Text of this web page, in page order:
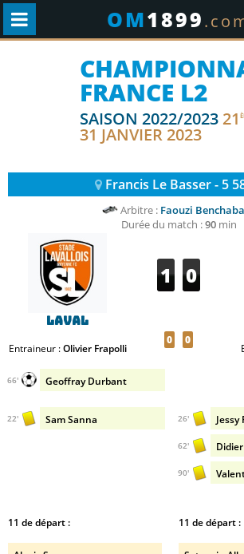
OM1899
FRANCE L2
SAISON 2022/2023 21
31 JANVIER 2023
Francis Le Basser - 5
Arbitre : Faouzi
Durée du match :90min
Laval
Entraineur :Olivier Frapolli
1 0
0 0
Geoffray Durbant
66'
Sam Sanna
22' Jessy
26'
62'
90'
11 de départ : 11 de départ :